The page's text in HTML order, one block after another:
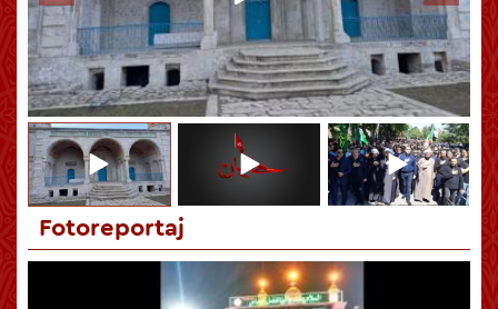
Hüseynin (ə) Kərbəlası qiyamətə qədər bütün zamanlara səs
salan hadisədir
Fotoreportaj